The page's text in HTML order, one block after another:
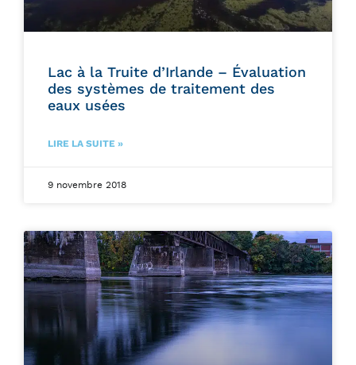
Lac à la Truite d’Irlande – Évaluation
des systèmes de traitement des
eaux usées
LIRE LA SUITE »
9 novembre 2018